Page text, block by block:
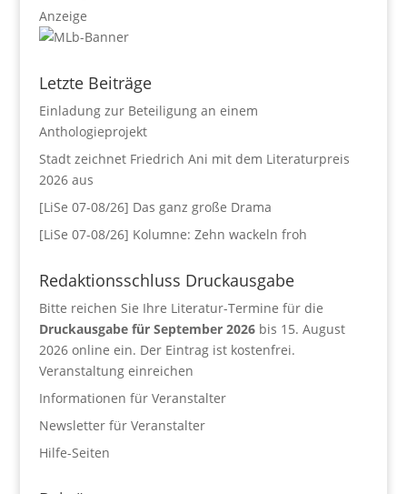
Anzeige
Letzte Beiträge
Einladung zur Beteiligung an einem
Anthologieprojekt
Stadt zeichnet Friedrich Ani mit dem Literaturpreis
2026 aus
[LiSe 07-08/26] Das ganz große Drama
[LiSe 07-08/26] Kolumne: Zehn wackeln froh
Redaktionsschluss Druckausgabe
Bitte reichen Sie Ihre Literatur-Termine für die
Druckausgabe für September 2026bis 15. August
2026 online ein. Der Eintrag ist kostenfrei.
Veranstaltung einreichen
Informationen für Veranstalter
Newsletter für Veranstalter
Hilfe-Seiten